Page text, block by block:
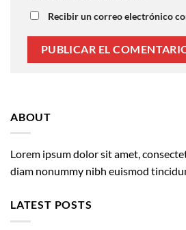
Recibir un correo electrónico
ABOUT
Lorem ipsum dolor sit amet,
diam nonummy nibh euismod
LATEST POSTS